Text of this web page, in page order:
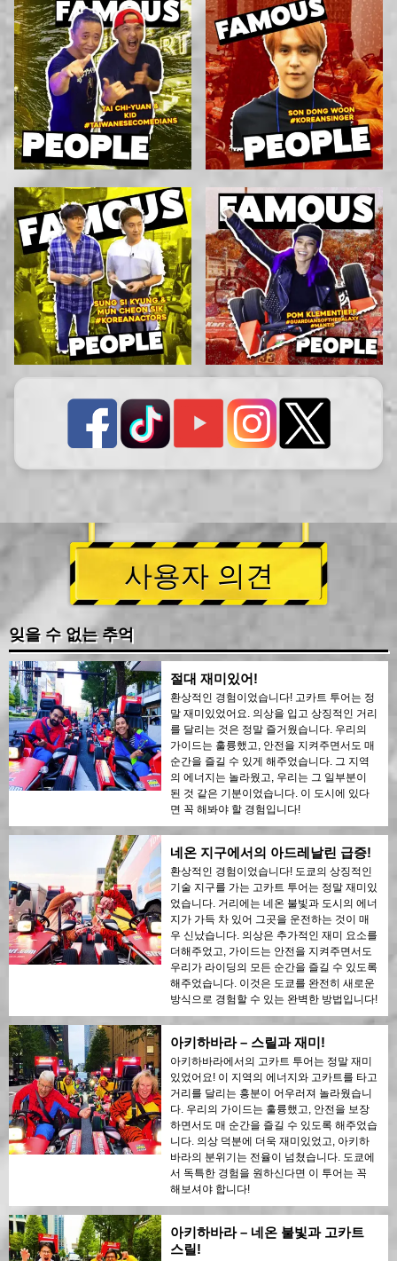
사용자 의견
잊을 수 없는 추억
절대 재미있어!
환상적인 경험이었습니다! 고카트 투어는 정
말 재미있었어요. 의상을 입고 상징적인 거리
를 달리는 것은 정말 즐거웠습니다. 우리의
가이드는 훌륭했고, 안전을 지켜주면서도 매
순간을 즐길 수 있게 해주었습니다. 그 지역
의 에너지는 놀라웠고, 우리는 그 일부분이
된 것 같은 기분이었습니다. 이 도시에 있다
면 꼭 해봐야 할 경험입니다!
네온 지구에서의 아드레날린 급증!
환상적인 경험이었습니다! 도쿄의 상징적인
기술 지구를 가는 고카트 투어는 정말 재미있
었습니다. 거리에는 네온 불빛과 도시의 에너
지가 가득 차 있어 그곳을 운전하는 것이 매
우 신났습니다. 의상은 추가적인 재미 요소를
더해주었고, 가이드는 안전을 지켜주면서도
우리가 라이딩의 모든 순간을 즐길 수 있도록
해주었습니다. 이것은 도쿄를 완전히 새로운
방식으로 경험할 수 있는 완벽한 방법입니다!
아키하바라 – 스릴과 재미!
아키하바라에서의 고카트 투어는 정말 재미
있었어요! 이 지역의 에너지와 고카트를 타고
거리를 달리는 흥분이 어우러져 놀라웠습니
다. 우리의 가이드는 훌륭했고, 안전을 보장
하면서도 매 순간을 즐길 수 있도록 해주었습
니다. 의상 덕분에 더욱 재미있었고, 아키하
바라의 분위기는 전율이 넘쳤습니다. 도쿄에
서 독특한 경험을 원하신다면 이 투어는 꼭
해보셔야 합니다!
아키하바라 – 네온 불빛과 고카트
스릴!